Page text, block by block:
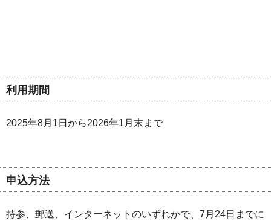
利用期間
2025年8月1日から2026年1月末まで
申込方法
持参、郵送、インターネットのいずれかで、7月24日までに